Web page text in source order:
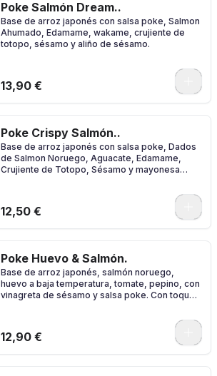
Poke Salmón Dream..
Base de arroz japonés con salsa poke, Salmon
Ahumado, Edamame, wakame, crujiente de
totopo, sésamo y aliño de sésamo.
13,90 €
Poke Crispy Salmón..
Base de arroz japonés con salsa poke, Dados
de Salmon Noruego, Aguacate, Edamame,
Crujiente de Totopo, Sésamo y mayonesa
12,50 €
Poke Huevo & Salmón.
Base de arroz japonés, salmón noruego,
huevo a baja temperatura, tomate, pepino, con
vinagreta de sésamo y salsa poke. Con toque
12,90 €